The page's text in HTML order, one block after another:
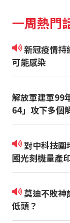
一周熱門
新冠疫情持續飆升 常見八大症狀 沒發燒也
可能感染
解放軍建軍99
64」攻下多個
對中科技圍堵反加速中國科技自主？！中
國光刻機量產
莫迪不敗神話破滅 印度Z世代如何逼政府
低頭？